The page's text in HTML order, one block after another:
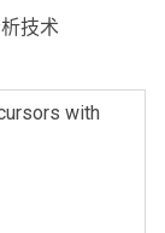
技术
with